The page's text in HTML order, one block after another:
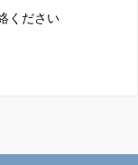
ください